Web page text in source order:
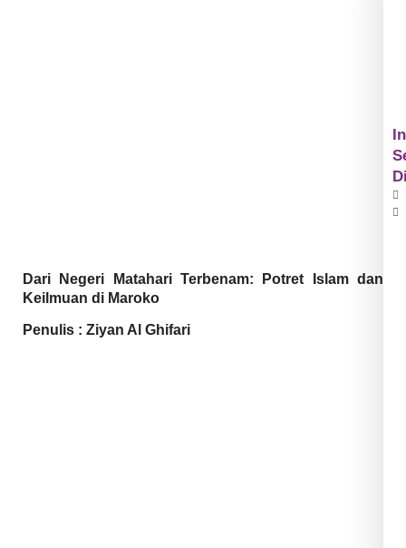
Dari Negeri Matahari Terbenam: Potret Islam dan
Keilmuan di Maroko
Penulis : Ziyan Al Ghifari